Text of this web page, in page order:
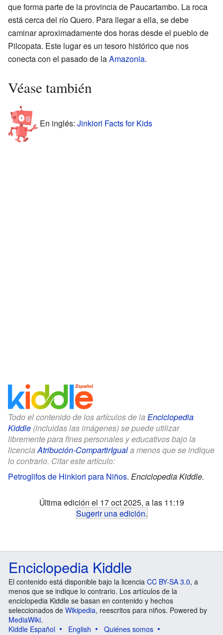
que forma parte de la provincia de Paucartambo. La roca
está cerca del río Quero. Para llegar a ella, se debe
caminar aproximadamente dos horas desde el pueblo de
Pilcopata. Este lugar es un tesoro histórico que nos
conecta con el pasado de laAmazonia.
Véase también
En inglés: Jinkiori Facts for Kids
Todo el contenido de los artículos de la Enciclopedia
Kiddle (incluidas las imágenes) se puede utilizar
libremente para fines personales y educativos bajo la
licenciaAtribución-CompartirIguala menos que se indique
lo contrario. Citar este artículo:
Petroglifos de Hinkiori para Niños. Enciclopedia Kiddle.
Última edición el 17 oct 2025, a las 11:19
Sugerir una edición.
Enciclopedia Kiddle
El contenido está disponible bajo la licencia CC BY-SA 3.0, a
menos que se indique lo contrario. Los artículos de la
enciclopedia Kiddle se basan en contenido y hechos
seleccionados de Wikipedia, reescritos para niños. Powered by
MediaWiki.
Kiddle Español
English
Quiénes somos